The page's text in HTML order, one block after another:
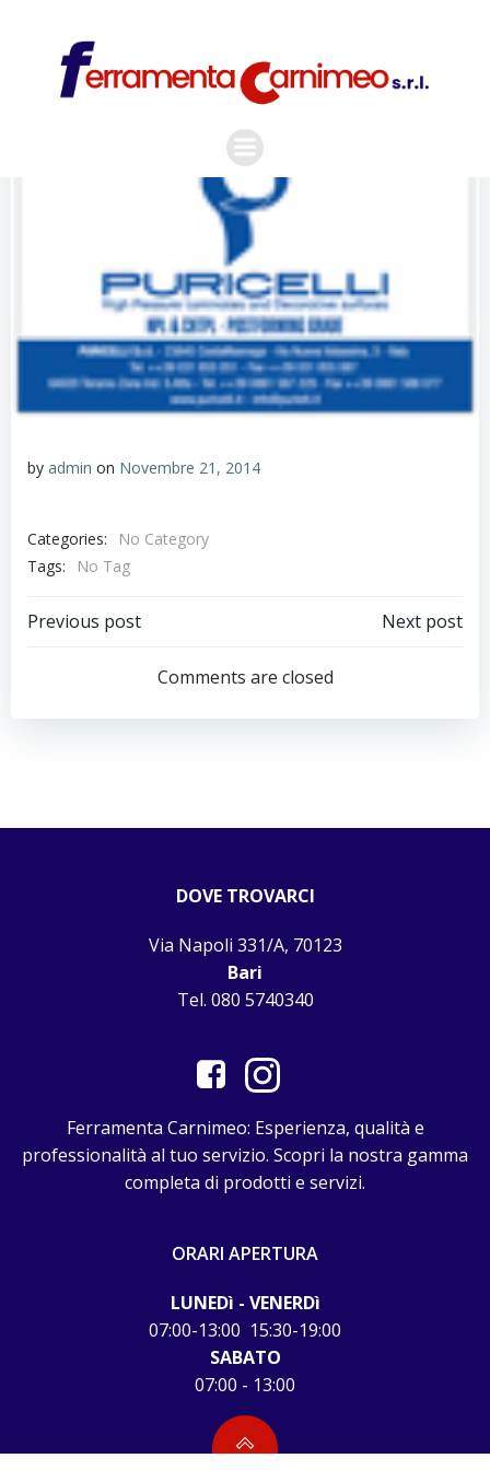
contenuto
by admin on Novembre 21, 2014
Categories:
No Category
Tags:
No Tag
Navigazione
articoli
Previous post
Navigazione
articoli
Next post
Comments are closed
DOVE TROVARCI
Via Napoli 331/A, 70123
Bari
Tel. 080 5740340
Ferramenta Carnimeo: Esperienza, qualità e
professionalità al tuo servizio. Scopri la nostra gamma
completa di prodotti e servizi.
ORARI APERTURA
LUNEDì - VENERDì
07:00-13:00 15:30-19:00
SABATO
07:00 - 13:00